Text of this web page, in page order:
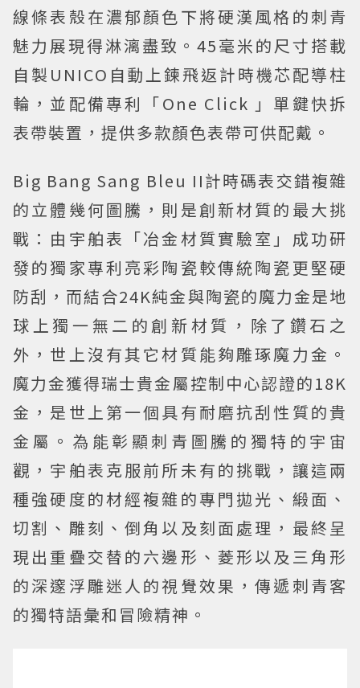
線條表殼在濃郁顏色下將硬漢風格的刺青
魅力展現得淋漓盡致。45毫米的尺寸搭載
自製UNICO自動上鍊飛返計時機芯配導柱
輪，並配備專利「One Click 」單鍵快拆
表帶裝置，提供多款顏色表帶可供配戴。
Big Bang Sang Bleu II計時碼表交錯複雜
的立體幾何圖騰，則是創新材質的最大挑
戰：由宇舶表「冶金材質實驗室」成功研
發的獨家專利亮彩陶瓷較傳統陶瓷更堅硬
防刮，而結合24K純金與陶瓷的魔力金是地
球上獨一無二的創新材質，除了鑽石之
外，世上沒有其它材質能夠雕琢魔力金。
魔力金獲得瑞士貴金屬控制中心認證的18K
金，是世上第一個具有耐磨抗刮性質的貴
金屬。為能彰顯刺青圖騰的獨特的宇宙
觀，宇舶表克服前所未有的挑戰，讓這兩
種強硬度的材經複雜的專門拋光、緞面、
切割、雕刻、倒角以及刻面處理，最終呈
現出重疊交替的六邊形、菱形以及三角形
的深邃浮雕迷人的視覺效果，傳遞刺青客
的獨特語彙和冒險精神。